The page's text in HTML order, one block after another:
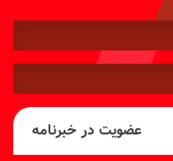
عضویت در خبرنامه